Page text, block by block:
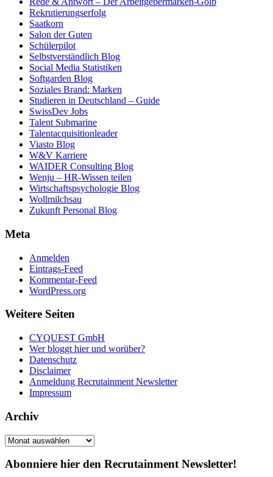
Rekrutierungserfolg
Saatkorn
Salon der Guten
Schülerpilot
Selbstverständlich Blog
Social Media Statistiken
Softgarden Blog
Soziales Brand: Marken
Studieren in Deutschland – Guide
SwissDev Jobs
Talent Submarine
Talentacquisitionleader
Viasto Blog
W&V Karriere
WAIDER Consulting Blog
Wenju – HR-Wissen teilen
Wirtschaftspsychologie Blog
Wollmilchsau
Zukunft Personal Blog
Meta
Anmelden
Eintrags-Feed
Kommentar-Feed
WordPress.org
Weitere Seiten
CYQUEST GmbH
Wer bloggt hier und worüber?
Datenschutz
Disclaimer
Anmeldung Recrutainment Newsletter
Impressum
Archiv
Archiv
Abonniere hier den Recrutainment Newsletter!